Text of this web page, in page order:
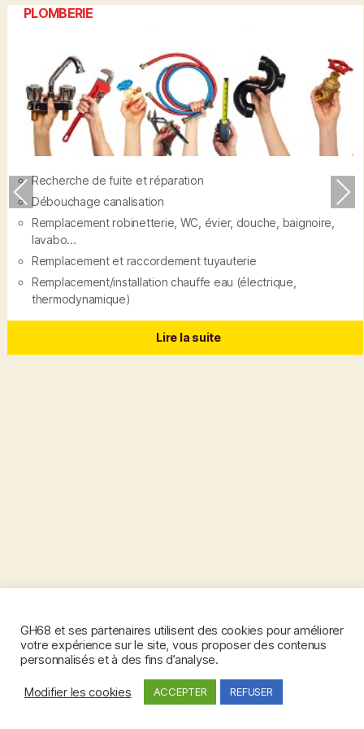
PLOMBERIE
Recherche de fuite et réparation
Débouchage canalisation
Remplacement robinetterie, WC, évier, douche, baignoire,
lavabo...
Remplacement et raccordement tuyauterie
Remplacement/installation chauffe eau (électrique,
thermodynamique)
Lire la suite
PR
EVI
OU
S
NE
XT
GH68 et ses partenaires utilisent des cookies pour améliorer
votre expérience sur le site, vous proposer des contenus
personnalisés et à des fins d’analyse.
Modifier les cookies ACCEPTER REFUSER